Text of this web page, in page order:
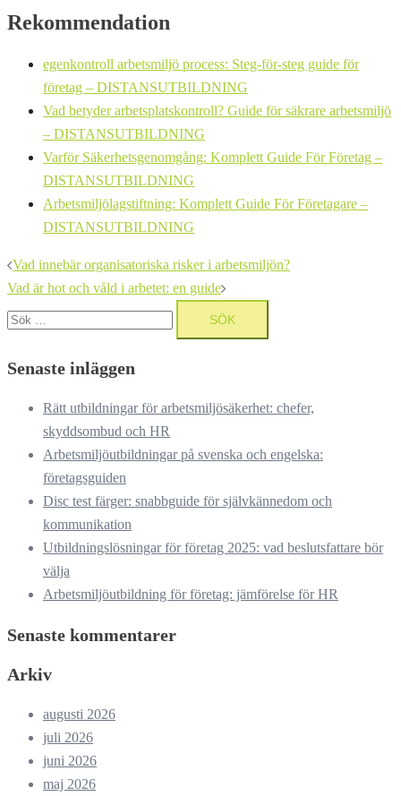
Rekommendation
egenkontroll arbetsmiljö process: Steg-för-steg guide för
företag – DISTANSUTBILDNING
Vad betyder arbetsplatskontroll? Guide för säkrare arbetsmiljö
– DISTANSUTBILDNING
Varför Säkerhetsgenomgång: Komplett Guide För Företag –
DISTANSUTBILDNING
Arbetsmiljölagstiftning: Komplett Guide För Företagare –
DISTANSUTBILDNING
Inläggsnavigering
Vad innebär organisatoriska risker i arbetsmiljön?
Vad är hot och våld i arbetet: en guide
Sök
efter:
Senaste inläggen
Rätt utbildningar för arbetsmiljösäkerhet: chefer,
skyddsombud och HR
Arbetsmiljöutbildningar på svenska och engelska:
företagsguiden
Disc test färger: snabbguide för självkännedom och
kommunikation
Utbildningslösningar för företag 2025: vad beslutsfattare bör
välja
Arbetsmiljöutbildning för företag: jämförelse för HR
Senaste kommentarer
Arkiv
augusti 2026
juli 2026
juni 2026
maj 2026